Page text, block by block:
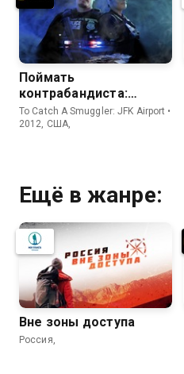
Поймать
контрабандиста:
Аэропорт Кеннеди
To Catch A Smuggler: JFK Airport •
2012, США,
Ещё в жанре:
Вне зоны доступа
Россия,